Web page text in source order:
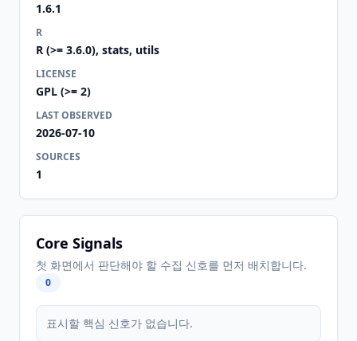
1.6.1
R
R (>= 3.6.0), stats, utils
LICENSE
GPL (>= 2)
LAST OBSERVED
2026-07-10
SOURCES
1
Core Signals
첫 화면에서 판단해야 할 수집 신호를 먼저 배치합니다.
0
표시할 핵심 신호가 없습니다.